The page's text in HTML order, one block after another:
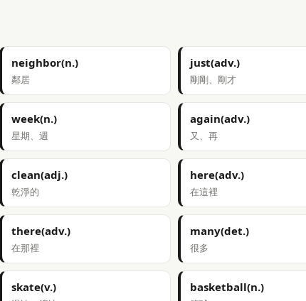
neighbor(n.)
鄰居
just(adv.)
剛剛、剛才
week(n.)
星期、週
again(adv.)
又、再
clean(adj.)
乾淨的
here(adv.)
在這裡
there(adv.)
在那裡
many(det.)
很多
skate(v.) basketball(n.)